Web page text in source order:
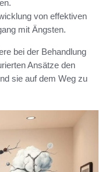
von effektiven
mit Ängsten.
bei der Behandlung
Ansätze den
sie auf dem Weg zu